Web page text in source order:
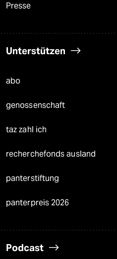
Presse
Unterstützen
abo
genossenschaft
taz zahl ich
recherchefonds ausland
panterstiftung
panterpreis 2026
Podcast